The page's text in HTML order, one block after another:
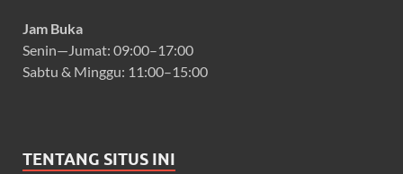
Jam Buka
Senin—Jumat: 09:00–17:00
Sabtu & Minggu: 11:00–15:00
TENTANG SITUS INI